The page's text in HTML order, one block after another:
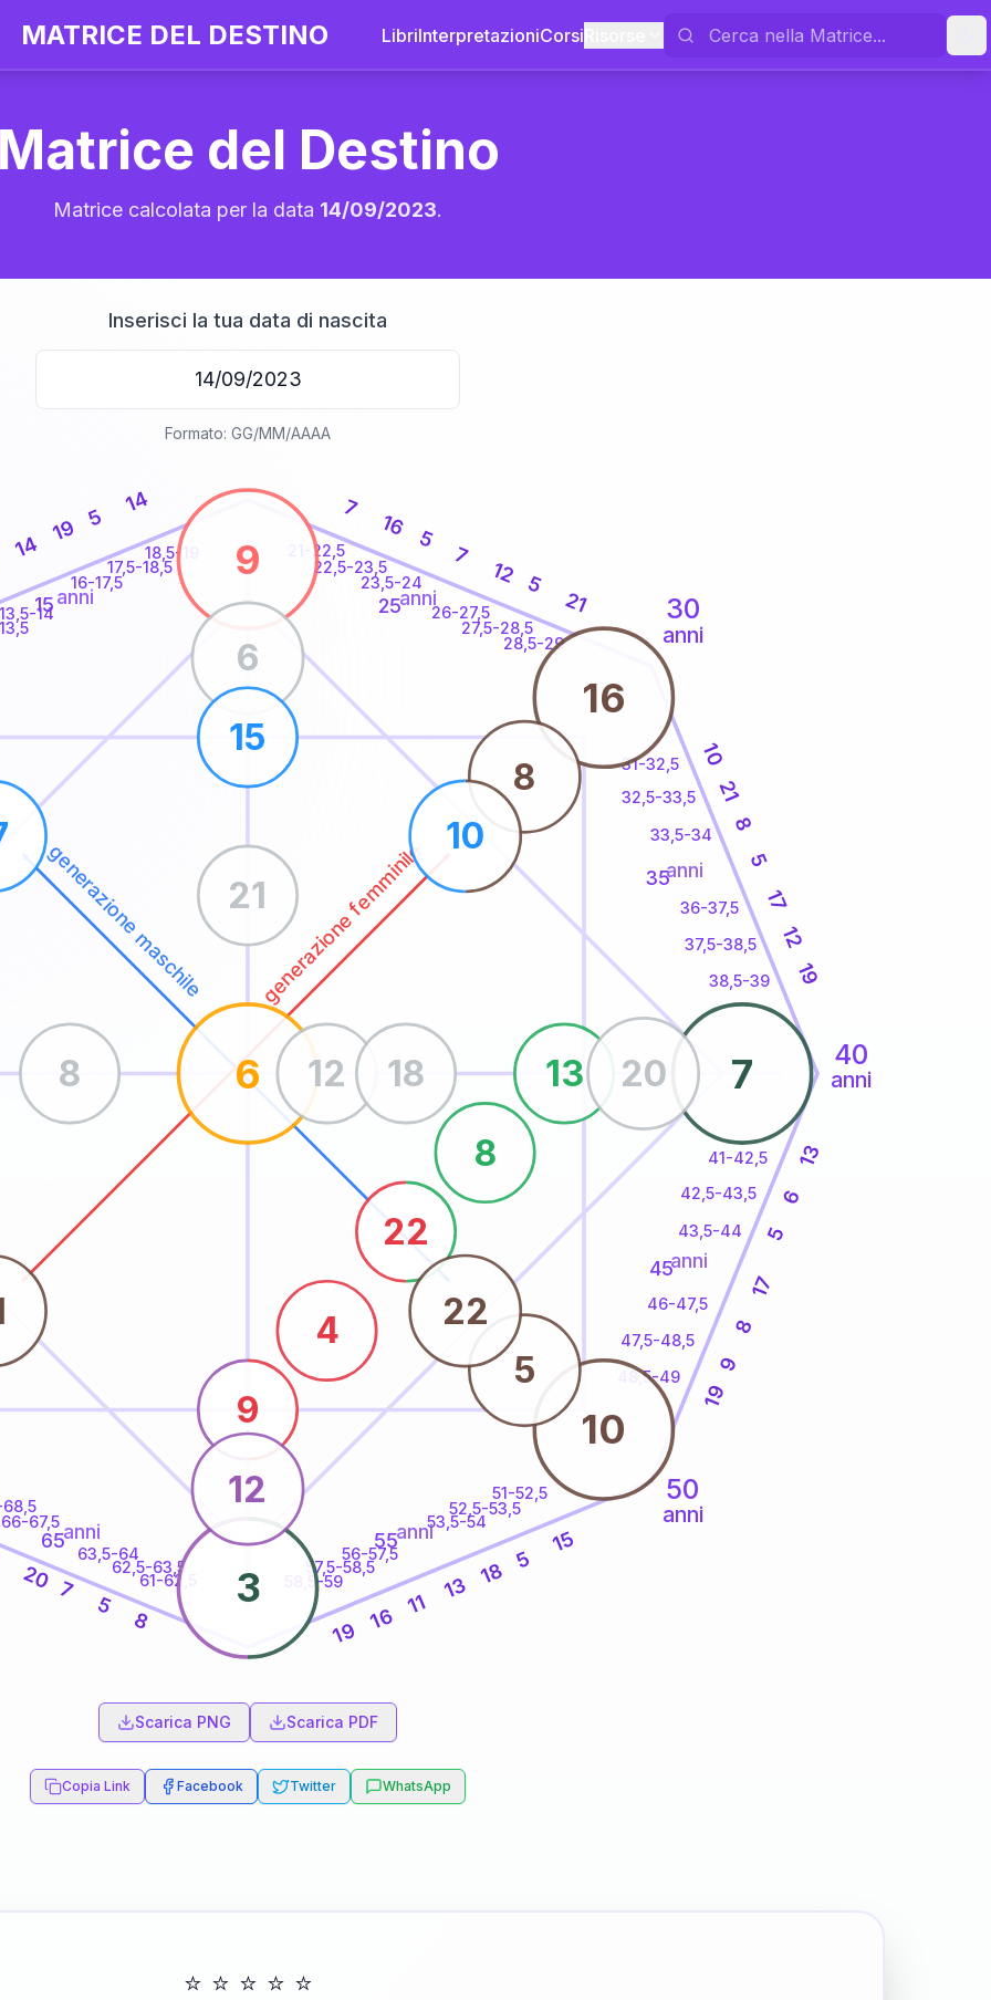
MATRICE DEL DESTINO LibriInterpretazioniCorsi
Matrice del Destino
Matrice calcolata per la data 14/09/2023.
Inserisci la tua data di nascita
Formato: GG/MM/AAAA
generazione maschile generazione femminile
20
30
anni
40
anni
50
anni
anni
13,5-14
16-17,5
17,5-18,5
18,5-19 21-22,5
22,5-23,5
23,5-24
26-27,5
27,5-28,5
28,5-29
31-32,5
32,5-33,5
33,5-34
36-37,5
37,5-38,5
38,5-39
41-42,5
42,5-43,5
43,5-44
46-47,5
47,5-48,5
48,5-49
51-52,5
52,5-53,5
53,5-54
56-57,5
57,5-58,5
58,5-59
61-62,5
62,5-63,5
63,5-64
66-67,5
68,5
14
19 5
14 7
16 5
7
12 5
21
10
21
8
5
17
12
19
13
6
5
17
8
9
19
15
5
18
13
11
16
19
8
5
7
20
9
7
3
6
16
10
9
4
22
8
13
6
20
12
15
12 18
8
21
8
10
5
22
15anni 25anni
35anni
45anni
55anni
65anni
Scarica PNG Scarica PDF
Copia Link Facebook Twitter WhatsApp
⭐ ⭐ ⭐ ⭐ ⭐